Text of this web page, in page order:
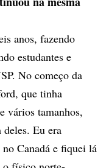
anos, fazendo
estudantes e
No começo da
que tinha
vários tamanhos,
Eu era
Canadá e fiquei lá